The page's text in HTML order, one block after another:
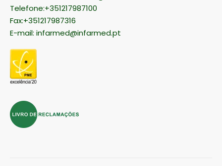
Telefone:+351217987100
Fax:+351217987316
E-mail: infarmed@infarmed.pt